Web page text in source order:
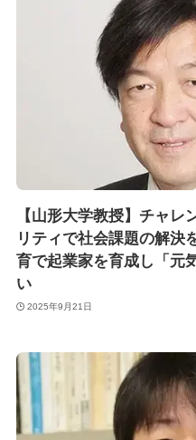
【山形大学教授】チャレ
リティで社会課題の解決
育で起業家を育成し「元
い
2025年9月21日